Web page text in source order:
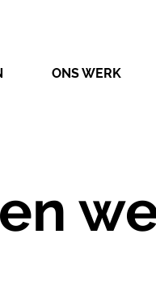
ONS WERK